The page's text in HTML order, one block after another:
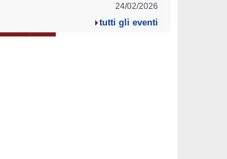
24/02/2026
tutti gli eventi